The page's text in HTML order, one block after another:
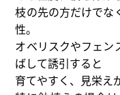
枝の先の方だけでな
性。
オベリスクやフェン
ばして誘引すると
育てやすく、見栄え